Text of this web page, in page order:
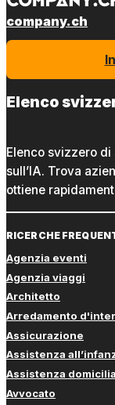
company.ch
Elenco
Elenco svizzero
sull’IA. Trova
ottiene
RICERCHE
Agenzia eventi
Agenzia viaggi
Architetto
Arredamento
Assicurazione
Assistenza
Assistenza
Avvocato